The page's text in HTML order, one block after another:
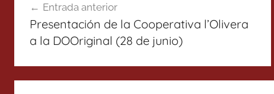
de
entradas
Entrada anterior
Presentación de la Cooperativa l’Olivera
a la DOOriginal (28 de junio)